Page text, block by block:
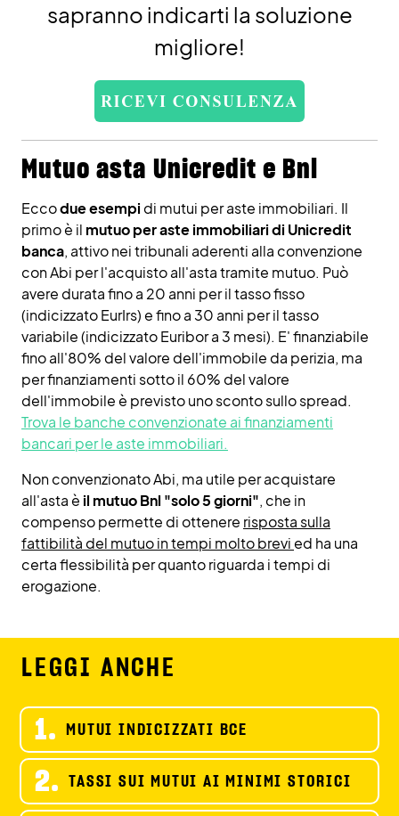
sapranno indicarti la soluzione
migliore!
Mutuo asta Unicredit e Bnl
Eccodue esempidi mutui per aste immobiliari. Il
primo è il mutuo per aste immobiliari di Unicredit
banca, attivo nei tribunali aderenti alla convenzione
con Abi per l'acquisto all'asta tramite mutuo. Può
avere durata fino a 20 anni per il tasso fisso
(indicizzato EurIrs) e fino a 30 anni per il tasso
variabile (indicizzato Euribor a 3 mesi). E' finanziabile
fino all'80% del valore dell'immobile da perizia, ma
per finanziamenti sotto il 60% del valore
dell'immobile è previsto uno sconto sullo spread.
Trova le banche convenzionate ai finanziamenti
bancari per le aste immobiliari.
Non convenzionato Abi, ma utile per acquistare
all'asta è il mutuo Bnl "solo 5 giorni", che in
compenso permette di ottenere risposta sulla
fattibilità del mutuo in tempi molto brevied ha una
certa flessibilità per quanto riguarda i tempi di
erogazione.
LEGGI ANCHE
1. MUTUI INDICIZZATI BCE
2. TASSI SUI MUTUI AI MINIMI STORICI